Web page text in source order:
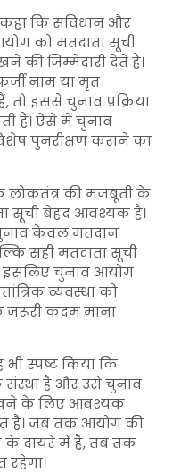
कि संविधान और
को मतदाता सूची
की जिम्मेदारी देते हैं।
नाम या मृत
इससे चुनाव प्रक्रिया
है। ऐसे में चुनाव
पुनरीक्षण कराने का
लोकतंत्र की मजबूती के
सूची बेहद आवश्यक है।
केवल मतदान
सही मतदाता सूची
इसलिए चुनाव आयोग
व्यवस्था को
कदम माना
स्पष्ट किया कि
है और उसे चुनाव
रखने के लिए आवश्यक
है। जब तक आयोग की
के दायरे में है, तब तक
रहेगा।